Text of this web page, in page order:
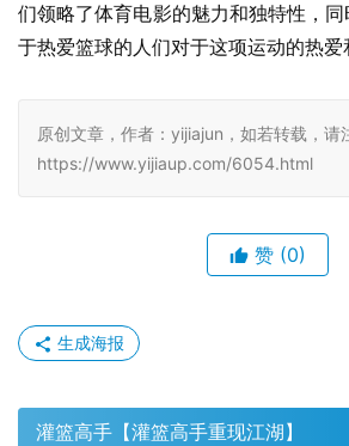
们领略了体育电影的魅力和独特性，
于热爱篮球的人们对于这项运动的热爱
原创文章，作者：yijiajun，如若转载，请
https://www.yijiaup.com/6054.html
赞 (0)
生成海报
灌篮高手【灌篮高手重现江湖】